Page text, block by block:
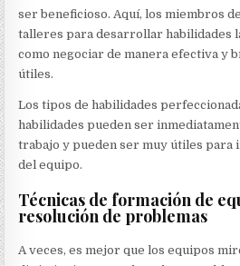
ser beneficioso. Aquí, los miembros
talleres para desarrollar habilidades
como negociar de manera efectiva y
útiles.
Los tipos de habilidades
habilidades pueden ser
trabajo y pueden ser muy útiles para
del equipo.
Técnicas de formación de
resolución de problemas
A veces, es mejor que los equipos